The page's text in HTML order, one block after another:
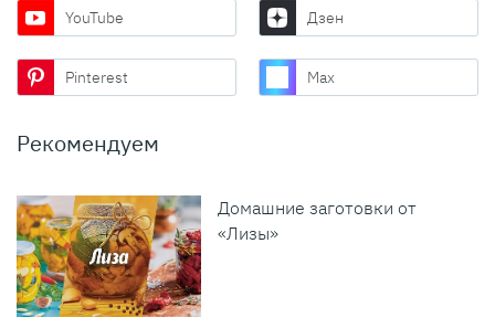
YouTube Дзен
Pinterest Max
Рекомендуем
Домашние заготовки от
«Лизы»